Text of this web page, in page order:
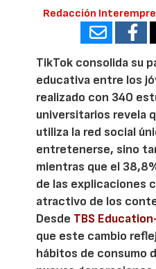
Redacción
TikTok consolida su
educativa entre los
realizado con 340
universitarios revela
utiliza la red social
entretenerse, sino
mientras que el
de las explicaciones
atractivo de los
Desde TBS
que este cambio
hábitos de consumo